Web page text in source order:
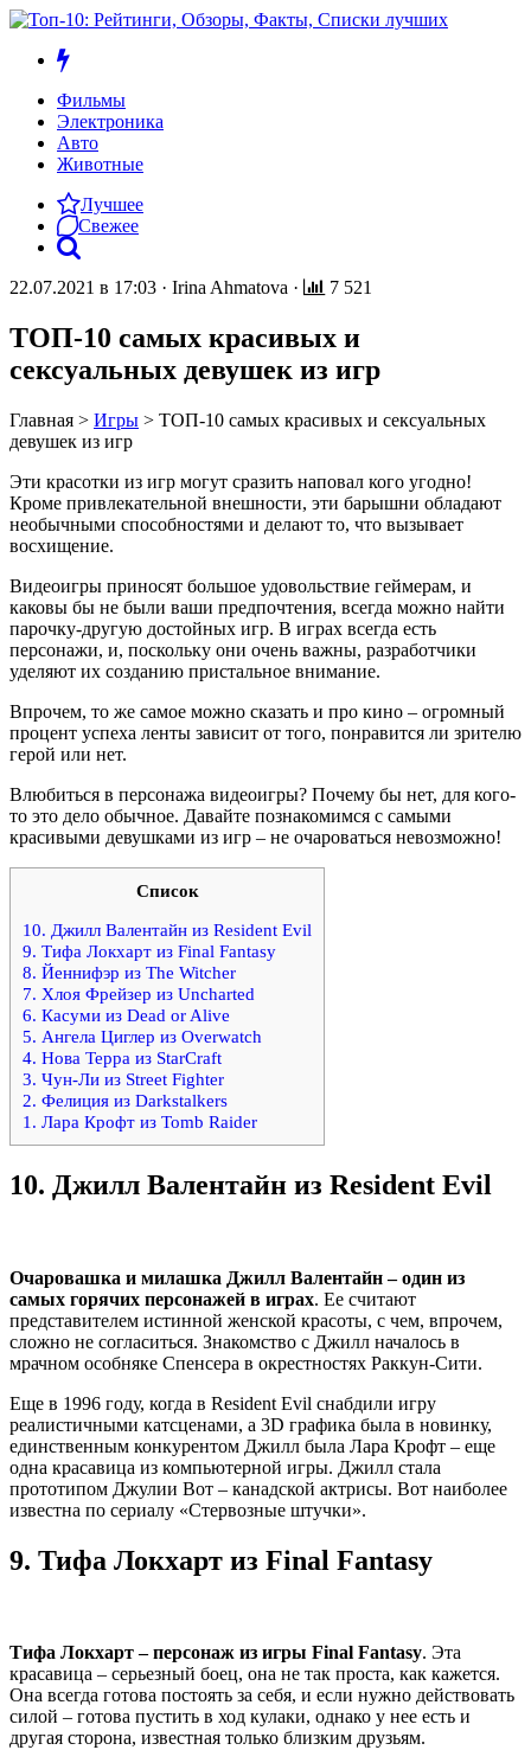
Фильмы
Электроника
Авто
Животные
Лучшее
Свежее
22.07.2021 в 17:03 · Irina Ahmatova · 7 521
ТОП-10 самых красивых и
сексуальных девушек из игр
Главная > Игры > ТОП-10 самых красивых и сексуальных
девушек из игр
Эти красотки из игр могут сразить наповал кого угодно!
Кроме привлекательной внешности, эти барышни обладают
необычными способностями и делают то, что вызывает
восхищение.
Видеоигры приносят большое удовольствие геймерам, и
каковы бы не были ваши предпочтения, всегда можно найти
парочку-другую достойных игр. В играх всегда есть
персонажи, и, поскольку они очень важны, разработчики
уделяют их созданию пристальное внимание.
Впрочем, то же самое можно сказать и про кино – огромный
процент успеха ленты зависит от того, понравится ли зрителю
герой или нет.
Влюбиться в персонажа видеоигры? Почему бы нет, для кого-
то это дело обычное. Давайте познакомимся с самыми
красивыми девушками из игр – не очароваться невозможно!
Список
10. Джилл Валентайн из Resident Evil
9. Тифа Локхарт из Final Fantasy
8. Йеннифэр из The Witcher
7. Хлоя Фрейзер из Uncharted
6. Касуми из Dead or Alive
5. Ангела Циглер из Overwatch
4. Нова Терра из StarCraft
3. Чун-Ли из Street Fighter
2. Фелиция из Darkstalkers
1. Лара Крофт из Tomb Raider
10. Джилл Валентайн из Resident Evil
Очаровашка и милашка Джилл Валентайн – один из
самых горячих персонажей в играх. Ее считают
представителем истинной женской красоты, с чем, впрочем,
сложно не согласиться. Знакомство с Джилл началось в
мрачном особняке Спенсера в окрестностях Раккун-Сити.
Еще в 1996 году, когда в Resident Evil снабдили игру
реалистичными катсценами, а 3D графика была в новинку,
единственным конкурентом Джилл была Лара Крофт – еще
одна красавица из компьютерной игры. Джилл стала
прототипом Джулии Вот – канадской актрисы. Вот наиболее
известна по сериалу «Стервозные штучки».
9. Тифа Локхарт из Final Fantasy
Тифа Локхарт – персонаж из игры Final Fantasy. Эта
красавица – серьезный боец, она не так проста, как кажется.
Она всегда готова постоять за себя, и если нужно действовать
силой – готова пустить в ход кулаки, однако у нее есть и
другая сторона, известная только близким друзьям.